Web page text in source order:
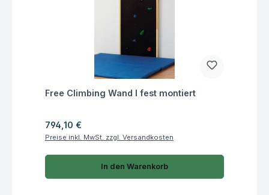
Fragen zum Artikel
Free Climbing Wand I fest montiert
Regulärer Preis:
794,10 €
Preise inkl. MwSt. zzgl. Versandkosten
In den Warenkorb